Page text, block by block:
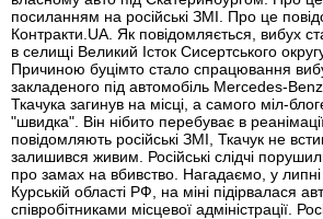
посиланням на російські ЗМІ. Про це
Контракти.UA. Як повідомляється, вибух
в селищі Великий Істок Сисертського
Причиною буцімто стало спрацювання
закладеного під автомобіль Mercedes-
Ткачука загинув на місці, а самого міл-
"швидка". Він нібито перебуває в
повідомляють російські ЗМІ, Ткачук не
залишився живим. Російські слідчі
про замах на вбивство. Нагадаємо, у липні
Курській області РФ, на міні підірвалася
співробітниками місцевої адміністрації.